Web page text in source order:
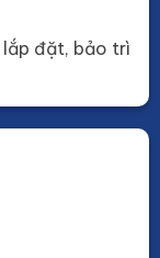
lắp đặt, bảo trì